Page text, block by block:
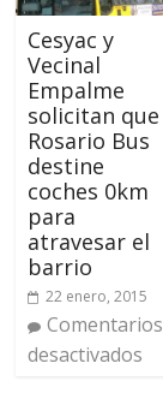
Cesyac y
Vecinal
Empalme
solicitan que
Rosario Bus
destine
coches 0km
para
atravesar el
barrio
22 enero, 2015
Comentarios
desactivados